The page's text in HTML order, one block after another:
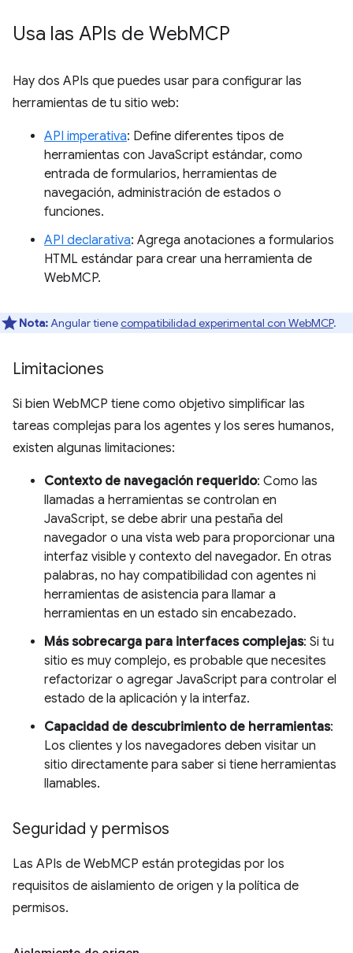
Usa las APIs de WebMCP
Hay dos APIs que puedes usar para configurar las
herramientas de tu sitio web:
API imperativa: Define diferentes tipos de
herramientas con JavaScript estándar, como
entrada de formularios, herramientas de
navegación, administración de estados o
funciones.
API declarativa: Agrega anotaciones a formularios
HTML estándar para crear una herramienta de
WebMCP.
Nota:Angular tienecompatibilidad experimental con WebMCP.
Limitaciones
Si bien WebMCP tiene como objetivo simplificar las
tareas complejas para los agentes y los seres humanos,
existen algunas limitaciones:
Contexto de navegación requerido: Como las
llamadas a herramientas se controlan en
JavaScript, se debe abrir una pestaña del
navegador o una vista web para proporcionar una
interfaz visible y contexto del navegador. En otras
palabras, no hay compatibilidad con agentes ni
herramientas de asistencia para llamar a
herramientas en un estado sin encabezado.
Más sobrecarga para interfaces complejas: Si tu
sitio es muy complejo, es probable que necesites
refactorizar o agregar JavaScript para controlar el
estado de la aplicación y la interfaz.
Capacidad de descubrimiento de herramientas:
Los clientes y los navegadores deben visitar un
sitio directamente para saber si tiene herramientas
llamables.
Seguridad y permisos
Las APIs de WebMCP están protegidas por los
requisitos de aislamiento de origen y la política de
permisos.